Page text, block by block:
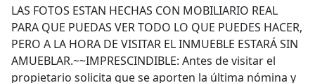
LAS FOTOS ESTAN HECHAS CON MOBILIARIO REAL
PARA QUE PUEDAS VER TODO LO QUE PUEDES HACER,
PERO A LA HORA DE VISITAR EL INMUEBLE ESTARÁ SIN
AMUEBLAR.~~IMPRESCINDIBLE: Antes de visitar el
propietario solicita que se aporten la última nómina y